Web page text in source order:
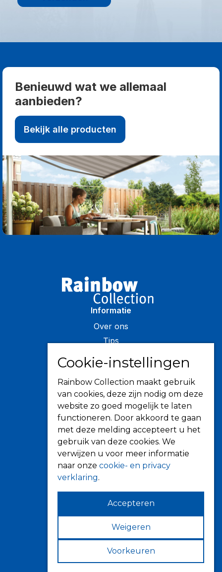
Benieuwd wat we allemaal
aanbieden?
Bekijk alle producten
Informatie
Over ons
Tips
Verkooppunten
Zonwering
Knikarmschermen
Uitvalschermen
Rolluiken
Screens
Terrasoverkapping
Verandazonwering
Markiezen
Horren
Cookie-instellingen
Rainbow Collection maakt gebruik
van cookies, deze zijn nodig om deze
website zo goed mogelijk te laten
functioneren. Door akkoord te gaan
met deze melding accepteert u het
gebruik van deze cookies. We
verwijzen u voor meer informatie
naar onze cookie- en privacy
verklaring.
Accepteren
Weigeren
Voorkeuren